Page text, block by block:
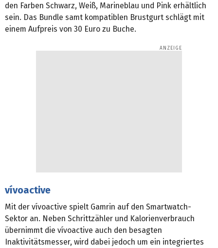
den Farben Schwarz, Weiß, Marineblau und Pink erhältlich
sein. Das Bundle samt kompatiblen Brustgurt schlägt mit
einem Aufpreis von 30 Euro zu Buche.
vívoactive
Mit der vívoactive spielt Gamrin auf den Smartwatch-
Sektor an. Neben Schrittzähler und Kalorienverbrauch
übernimmt die vívoactive auch den besagten
Inaktivitätsmesser, wird dabei jedoch um ein integriertes